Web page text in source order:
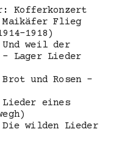
Kofferkonzert
Maikäfer Flieg
1918)
Und weil der
– Lager Lieder
und Rosen –
Lieder eines
Die wilden Lieder